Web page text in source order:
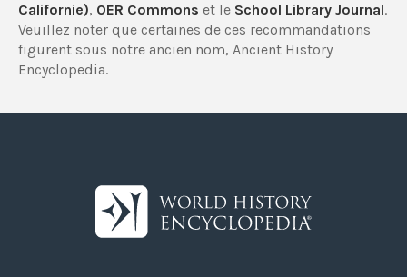
Californie), OER Commons et le School Library Journal.
Veuillez noter que certaines de ces recommandations
figurent sous notre ancien nom, Ancient History
Encyclopedia.